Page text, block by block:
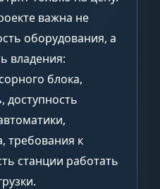
важна не
оборудования, а
владения:
блока,
доступность
требования к
станции работать